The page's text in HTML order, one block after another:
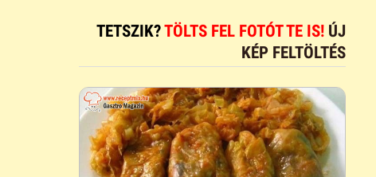
TETSZIK?TÖLTS FEL FOTÓT TE IS! ÚJ
KÉP FELTÖLTÉS